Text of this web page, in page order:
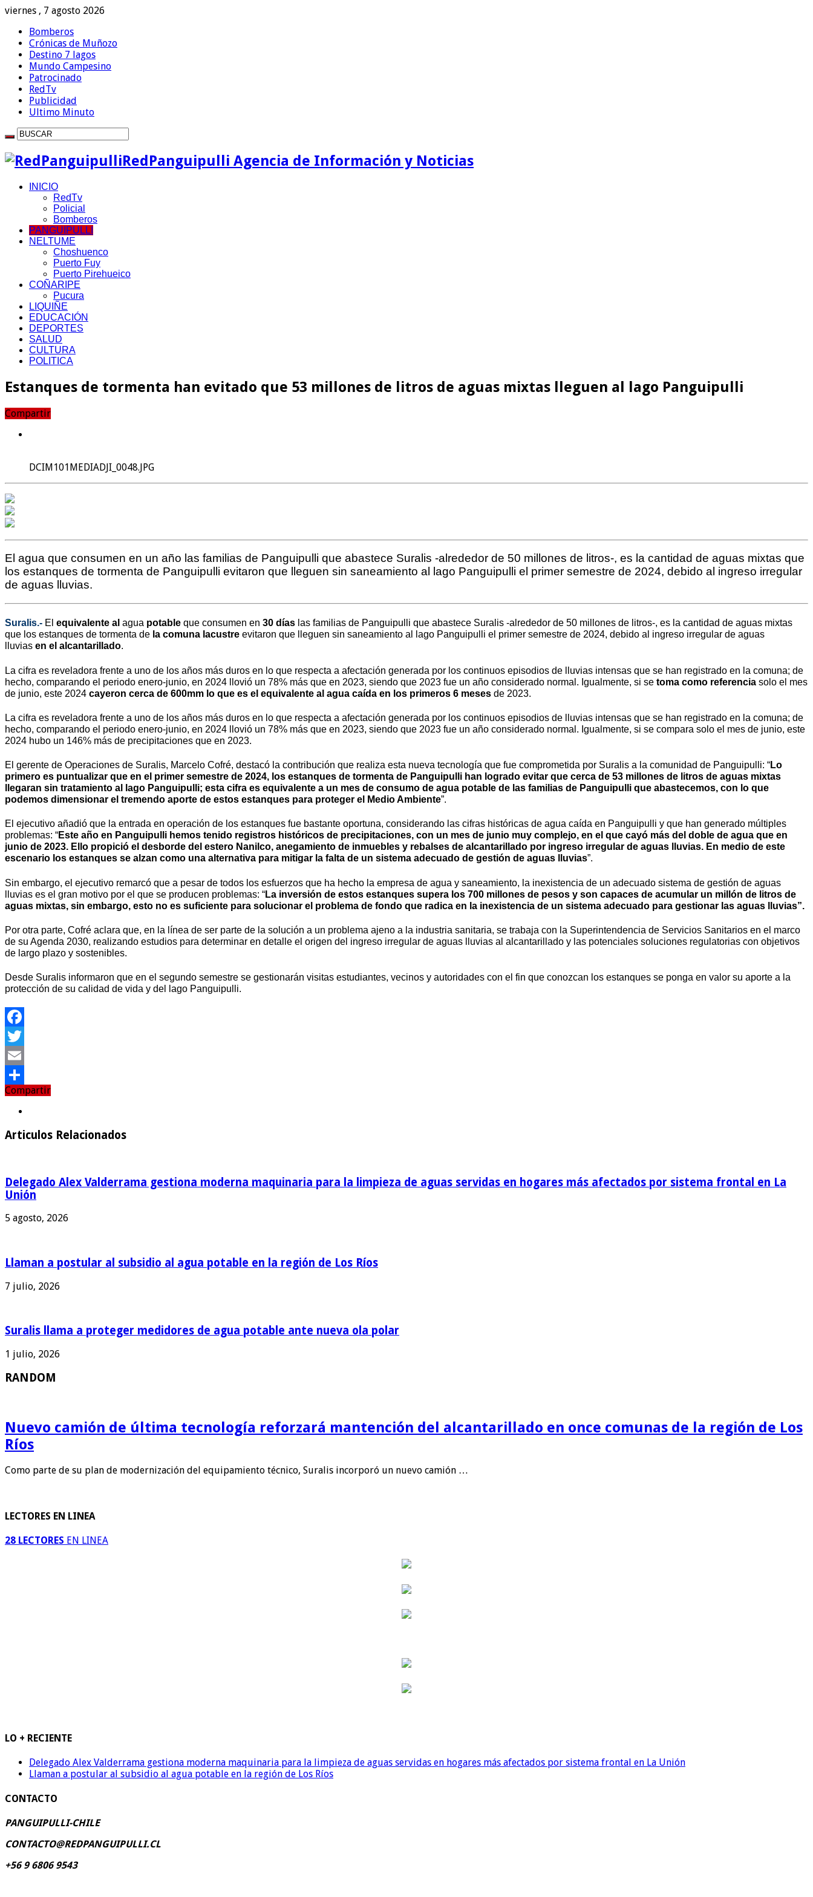
viernes , 7 agosto 2026
Bomberos
Crónicas de Muñozo
Destino 7 lagos
Mundo Campesino
Patrocinado
RedTv
Publicidad
Ultimo Minuto
RedPanguipulli Agencia de Información y Noticias
INICIO
RedTv
Policial
Bomberos
PANGUIPULLI
NELTUME
Choshuenco
Puerto Fuy
Puerto Pirehueico
COÑARIPE
Pucura
LIQUIÑE
EDUCACIÓN
DEPORTES
SALUD
CULTURA
POLITICA
Estanques de tormenta han evitado que 53 millones de litros de aguas mixtas lleguen al lago Panguipulli
Compartir
DCIM101MEDIADJI_0048.JPG
El agua que consumen en un año las familias de Panguipulli que abastece Suralis -alrededor de 50 millones de litros-, es la cantidad de aguas mixtas que
los estanques de tormenta de Panguipulli evitaron que lleguen sin saneamiento al lago Panguipulli el primer semestre de 2024, debido al ingreso irregular
de aguas lluvias.
Suralis.- El equivalente al agua potable que consumen en 30 días las familias de Panguipulli que abastece Suralis -alrededor de 50 millones de litros-, es la cantidad de aguas mixtas
que los estanques de tormenta de la comuna lacustre evitaron que lleguen sin saneamiento al lago Panguipulli el primer semestre de 2024, debido al ingreso irregular de aguas
lluvias en el alcantarillado.
La cifra es reveladora frente a uno de los años más duros en lo que respecta a afectación generada por los continuos episodios de lluvias intensas que se han registrado en la comuna; de
hecho, comparando el periodo enero-junio, en 2024 llovió un 78% más que en 2023, siendo que 2023 fue un año considerado normal. Igualmente, si se toma como referencia solo el mes
de junio, este 2024 cayeron cerca de 600mm lo que es el equivalente al agua caída en los primeros 6 meses de 2023.
La cifra es reveladora frente a uno de los años más duros en lo que respecta a afectación generada por los continuos episodios de lluvias intensas que se han registrado en la comuna; de
hecho, comparando el periodo enero-junio, en 2024 llovió un 78% más que en 2023, siendo que 2023 fue un año considerado normal. Igualmente, si se compara solo el mes de junio, este
2024 hubo un 146% más de precipitaciones que en 2023.
El gerente de Operaciones de Suralis, Marcelo Cofré, destacó la contribución que realiza esta nueva tecnología que fue comprometida por Suralis a la comunidad de Panguipulli: “Lo
primero es puntualizar que en el primer semestre de 2024, los estanques de tormenta de Panguipulli han logrado evitar que cerca de 53 millones de litros de aguas mixtas
llegaran sin tratamiento al lago Panguipulli; esta cifra es equivalente a un mes de consumo de agua potable de las familias de Panguipulli que abastecemos, con lo que
podemos dimensionar el tremendo aporte de estos estanques para proteger el Medio Ambiente”.
El ejecutivo añadió que la entrada en operación de los estanques fue bastante oportuna, considerando las cifras históricas de agua caída en Panguipulli y que han generado múltiples
problemas: “Este año en Panguipulli hemos tenido registros históricos de precipitaciones, con un mes de junio muy complejo, en el que cayó más del doble de agua que en
junio de 2023. Ello propició el desborde del estero Nanilco, anegamiento de inmuebles y rebalses de alcantarillado por ingreso irregular de aguas lluvias. En medio de este
escenario los estanques se alzan como una alternativa para mitigar la falta de un sistema adecuado de gestión de aguas lluvias”.
Sin embargo, el ejecutivo remarcó que a pesar de todos los esfuerzos que ha hecho la empresa de agua y saneamiento, la inexistencia de un adecuado sistema de gestión de aguas
lluvias es el gran motivo por el que se producen problemas: “La inversión de estos estanques supera los 700 millones de pesos y son capaces de acumular un millón de litros de
aguas mixtas, sin embargo, esto no es suficiente para solucionar el problema de fondo que radica en la inexistencia de un sistema adecuado para gestionar las aguas lluvias”.
Por otra parte, Cofré aclara que, en la línea de ser parte de la solución a un problema ajeno a la industria sanitaria, se trabaja con la Superintendencia de Servicios Sanitarios en el marco
de su Agenda 2030, realizando estudios para determinar en detalle el origen del ingreso irregular de aguas lluvias al alcantarillado y las potenciales soluciones regulatorias con objetivos
de largo plazo y sostenibles.
Desde Suralis informaron que en el segundo semestre se gestionarán visitas estudiantes, vecinos y autoridades con el fin que conozcan los estanques se ponga en valor su aporte a la
protección de su calidad de vida y del lago Panguipulli.
Facebook
Twitter
Email
Compartir
Compartir
Articulos Relacionados
Delegado Alex Valderrama gestiona moderna maquinaria para la limpieza de aguas servidas en hogares más afectados por sistema frontal en La
Unión
5 agosto, 2026
Llaman a postular al subsidio al agua potable en la región de Los Ríos
7 julio, 2026
Suralis llama a proteger medidores de agua potable ante nueva ola polar
1 julio, 2026
RANDOM
Nuevo camión de última tecnología reforzará mantención del alcantarillado en once comunas de la región de Los
Ríos
Como parte de su plan de modernización del equipamiento técnico, Suralis incorporó un nuevo camión …
LECTORES EN LINEA
28 LECTORES EN LINEA
LO + RECIENTE
Delegado Alex Valderrama gestiona moderna maquinaria para la limpieza de aguas servidas en hogares más afectados por sistema frontal en La Unión
Llaman a postular al subsidio al agua potable en la región de Los Ríos
CONTACTO
PANGUIPULLI-CHILE
CONTACTO@REDPANGUIPULLI.CL
+56 9 6806 9543